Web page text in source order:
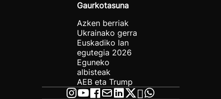
Gaurkotasuna
Azken berriak
Ukrainako gerra
Euskadiko lan
egutegia 2026
Eguneko
albisteak
AEB eta Trump